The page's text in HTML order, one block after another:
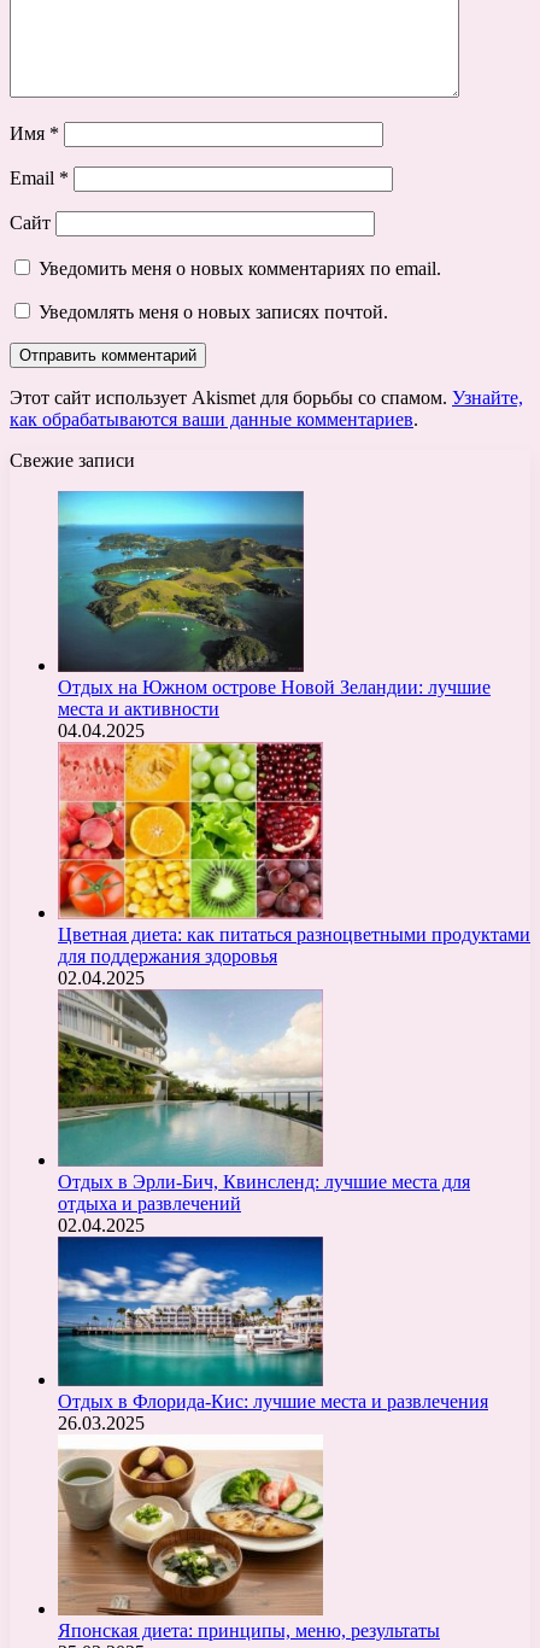
Имя *
Email *
Сайт
Уведомить меня о новых комментариях по email.
Уведомлять меня о новых записях почтой.
Этот сайт использует Akismet для борьбы со спамом. Узнайте,
как обрабатываются ваши данные комментариев.
Свежие записи
Отдых на Южном острове Новой Зеландии: лучшие
места и активности
04.04.2025
Цветная диета: как питаться разноцветными продуктами
для поддержания здоровья
02.04.2025
Отдых в Эрли-Бич, Квинсленд: лучшие места для
отдыха и развлечений
02.04.2025
Отдых в Флорида-Кис: лучшие места и развлечения
26.03.2025
Японская диета: принципы, меню, результаты